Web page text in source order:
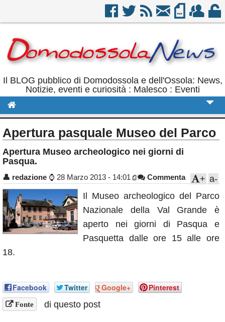
Il BLOG pubblico di Domodossola e dell'Ossola: News,
Notizie, eventi e curiosità : Malesco : Eventi
Politica
Sport
Eventi
Rubriche
Calendario
Annunci
Apertura pasquale Museo del Parco
Apertura Museo archeologico nei giorni di
Pasqua.
👤 redazione ⌚ 28 Marzo 2013 - 14:01 Commenta a-
+
Il Museo archeologico del Parco
Nazionale della Val Grande è
aperto nei giorni di Pasqua e
Pasquetta dalle ore 15 alle ore
18.
Facebook Twitter Google+ Pinterest
Fonte di questo post